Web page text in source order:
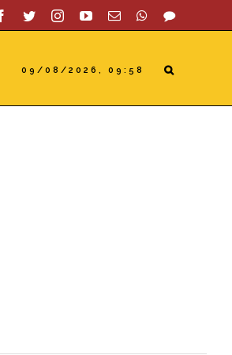
Facebook
TwitterInstagramYouTube
Email WhatsApp
SAC
09/08/2026, 09:58